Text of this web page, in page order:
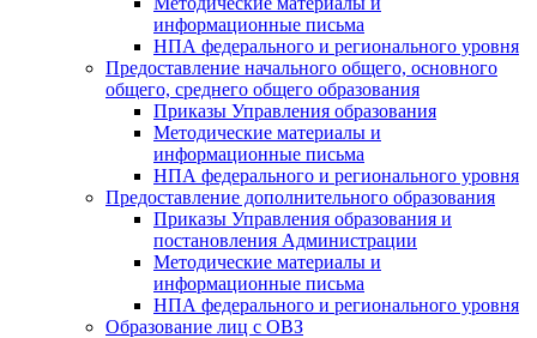
информационные письма
НПА федерального и регионального уровня
Предоставление начального общего, основного
общего, среднего общего образования
Приказы Управления образования
Методические материалы и
информационные письма
НПА федерального и регионального уровня
Предоставление дополнительного образования
Приказы Управления образования и
постановления Администрации
Методические материалы и
информационные письма
НПА федерального и регионального уровня
Образование лиц с ОВЗ